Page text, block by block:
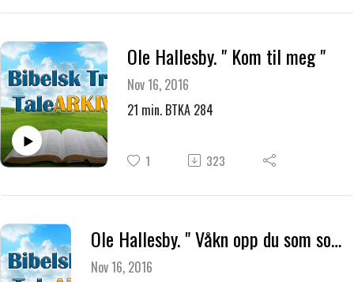
Ole Hallesby. " Kom til meg "
Nov 16, 2016
21 min. BTKA 284
1 323
Ole Hallesby. " Våkn opp du som sover "
Nov 16, 2016